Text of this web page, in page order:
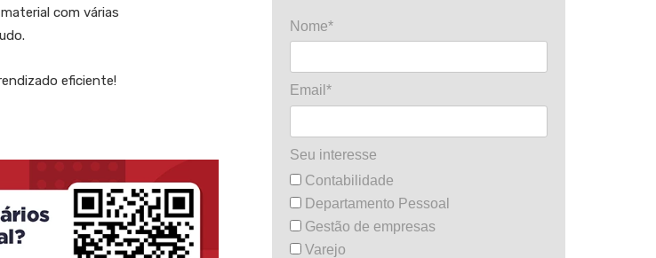
com várias
eficiente!
Nome*
Email*
Seu interesse
Contabilidade
Departamento Pessoal
Gestão de empresas
Varejo